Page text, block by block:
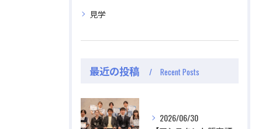
見学
最近の投稿 Recent Posts
2026/06/30